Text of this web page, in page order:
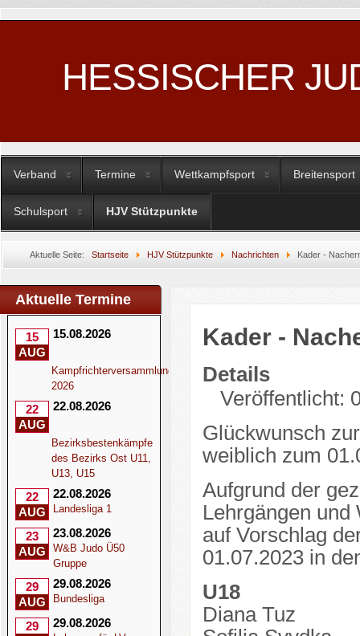
HESSISCHER
Verband Termine Wettkampfsport Breitensport
Schulsport HJV Stützpunkte
Aktuelle Seite: Startseite HJV Stützpunkte Nachrichten Kader -
Aktuelle Termine
15
AUG
15.08.2026
Kampfrichterversammlung
2026
22
AUG
22.08.2026
Bezirksbestenkämpfe
des Bezirks Ost U11,
U13, U15
22
AUG
22.08.2026
Landesliga 1
23
AUG
23.08.2026
W&B Judo Ü50
Gruppe
29
AUG
29.08.2026
Bundesliga
29
29.08.2026
Kader -
Details
Veröffentlicht:
Glückwunsch
weiblich zum
Aufgrund der
Lehrgängen und
auf Vorschlag
01.07.2023 in
U18
Diana Tuz